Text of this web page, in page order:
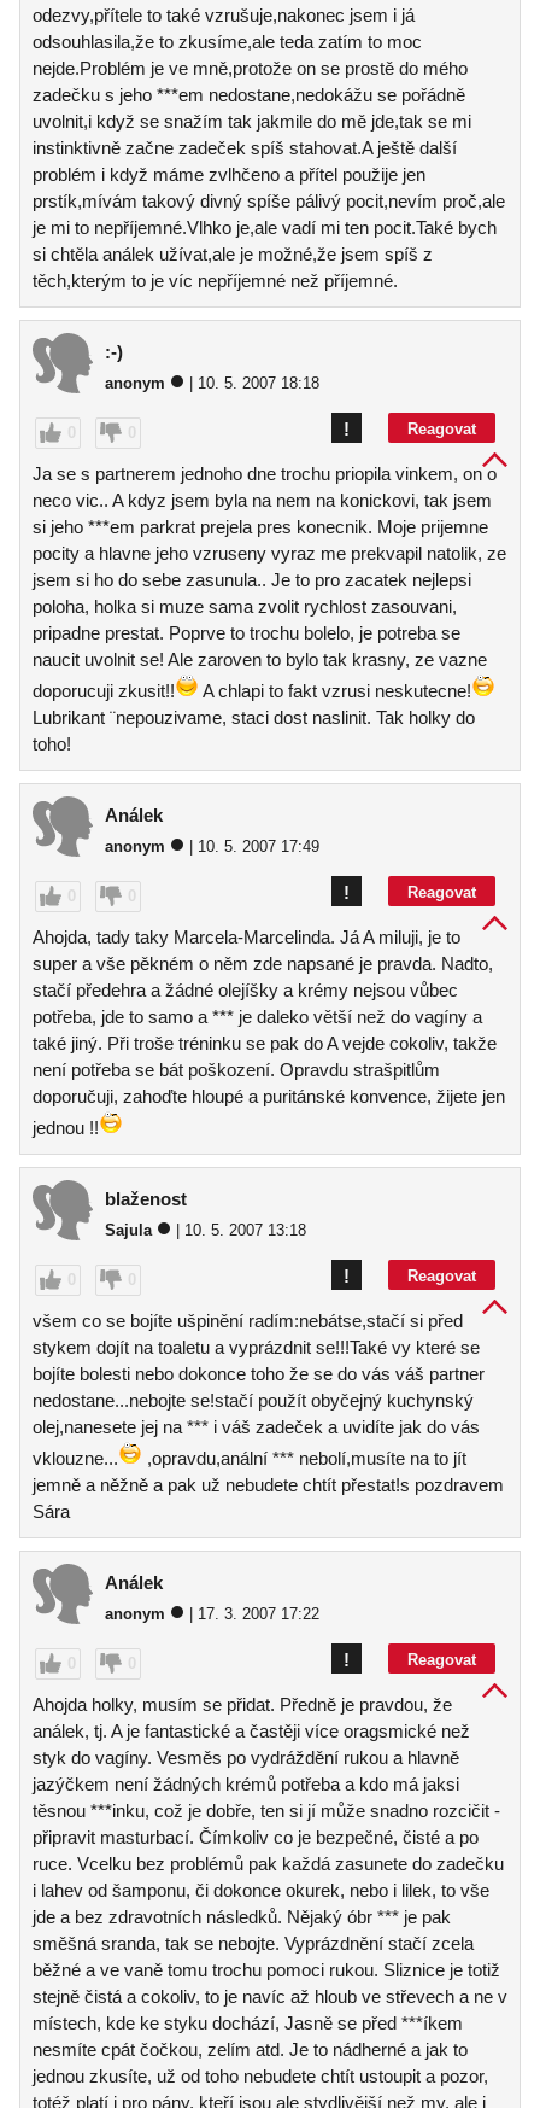
odezvy,přítele to také vzrušuje,nakonec jsem i já
odsouhlasila,že to zkusíme,ale teda zatím to moc
nejde.Problém je ve mně,protože on se prostě do mého
zadečku s jeho ***em nedostane,nedokážu se pořádně
uvolnit,i když se snažím tak jakmile do mě jde,tak se mi
instinktivně začne zadeček spíš stahovat.A ještě další
problém i když máme zvlhčeno a přítel použije jen
prstík,mívám takový divný spíše pálivý pocit,nevím proč,ale
je mi to nepříjemné.Vlhko je,ale vadí mi ten pocit.Také bych
si chtěla análek užívat,ale je možné,že jsem spíš z
těch,kterým to je víc nepříjemné než příjemné.
:-)
anonym | 10. 5. 2007 18:18
0 0 Reagovat
!
Ja se s partnerem jednoho dne trochu priopila vinkem, on o
neco vic.. A kdyz jsem byla na nem na konickovi, tak jsem
si jeho ***em parkrat prejela pres konecnik. Moje prijemne
pocity a hlavne jeho vzruseny vyraz me prekvapil natolik, ze
jsem si ho do sebe zasunula.. Je to pro zacatek nejlepsi
poloha, holka si muze sama zvolit rychlost zasouvani,
pripadne prestat. Poprve to trochu bolelo, je potreba se
naucit uvolnit se! Ale zaroven to bylo tak krasny, ze vazne
doporucuji zkusit!!
A chlapi to fakt vzrusi neskutecne!
Lubrikant ¨nepouzivame, staci dost naslinit. Tak holky do
toho!
Análek
anonym | 10. 5. 2007 17:49
0 0 Reagovat
!
Ahojda, tady taky Marcela-Marcelinda. Já A miluji, je to
super a vše pěkném o něm zde napsané je pravda. Nadto,
stačí předehra a žádné olejíšky a krémy nejsou vůbec
potřeba, jde to samo a *** je daleko větší než do vagíny a
také jiný. Při troše tréninku se pak do A vejde cokoliv, takže
není potřeba se bát poškození. Opravdu strašpitlům
doporučuji, zahoďte hloupé a puritánské konvence, žijete jen
jednou !!
blaženost
Sajula | 10. 5. 2007 13:18
0 0 Reagovat
!
všem co se bojíte ušpinění radím:nebátse,stačí si před
stykem dojít na toaletu a vyprázdnit se!!!Také vy které se
bojíte bolesti nebo dokonce toho že se do vás váš partner
nedostane...nebojte se!stačí použít obyčejný kuchynský
olej,nanesete jej na *** i váš zadeček a uvidíte jak do vás
vklouzne...
,opravdu,anální *** nebolí,musíte na to jít
jemně a něžně a pak už nebudete chtít přestat!s pozdravem
Sára
Análek
anonym | 17. 3. 2007 17:22
0 0 Reagovat
!
Ahojda holky, musím se přidat. Předně je pravdou, že
análek, tj. A je fantastické a častěji více oragsmické než
styk do vagíny. Vesměs po vydráždění rukou a hlavně
jazýčkem není žádných krémů potřeba a kdo má jaksi
těsnou ***inku, což je dobře, ten si jí může snadno rozcičit -
připravit masturbací. Čímkoliv co je bezpečné, čisté a po
ruce. Vcelku bez problémů pak každá zasunete do zadečku
i lahev od šamponu, či dokonce okurek, nebo i lilek, to vše
jde a bez zdravotních následků. Nějaký óbr *** je pak
směšná sranda, tak se nebojte. Vyprázdnění stačí zcela
běžné a ve vaně tomu trochu pomoci rukou. Sliznice je totiž
stejně čistá a cokoliv, to je navíc až hloub ve střevech a ne v
místech, kde ke styku dochází, Jasně se před ***íkem
nesmíte cpát čočkou, zelím atd. Je to nádherné a jak to
jednou zkusíte, už od toho nebudete chtít ustoupit a pozor,
totéž platí i pro pány, kteří jsou ale stydlivější než my, ale i